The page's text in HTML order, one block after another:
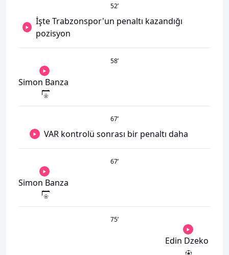
52’
İşte Trabzonspor'un penaltı kazandığı
pozisyon
58’
Simon Banza
67’
VAR kontrolü sonrası bir penaltı daha
67’
Simon Banza
75’
Edin Dzeko